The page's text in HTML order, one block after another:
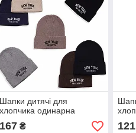
Шапки дитячі для
хлопчика одинарна
167₴ 121